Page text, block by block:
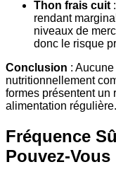
Thon frais cuit
rendant
niveaux de
donc le risque
Conclusion :
nutritionnellement
formes présentent un
alimentation régulière.
Fréquence
Pouvez-